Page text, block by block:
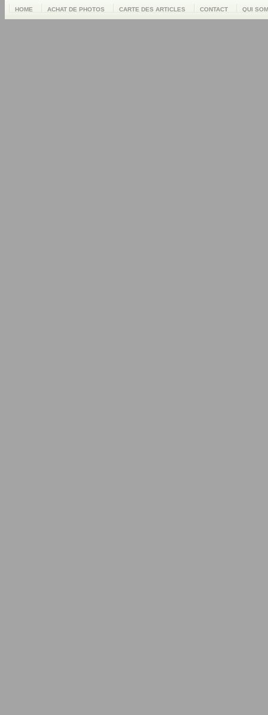
HOME ACHAT DE PHOTOS CARTE DES ARTICLES CONTACT QUI